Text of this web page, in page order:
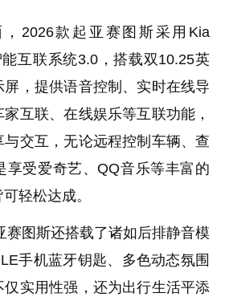
2026款起亚赛图斯采用Kia
互联系统3.0，搭载双10.25英
，提供语音控制、实时在线导
互联、在线娱乐等互联功能，
与交互，无论远程控制车辆、查
享受爱奇艺、QQ音乐等丰富的
轻松达成。
赛图斯还搭载了诸如后排静音模
手机蓝牙钥匙、多色动态氛围
实用性强，还为出行生活平添